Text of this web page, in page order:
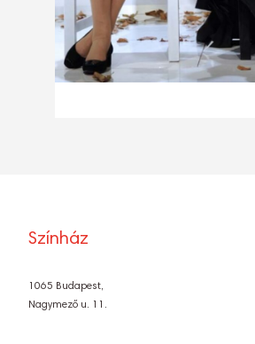
Színház
1065 Budapest,
Nagymező u. 11.